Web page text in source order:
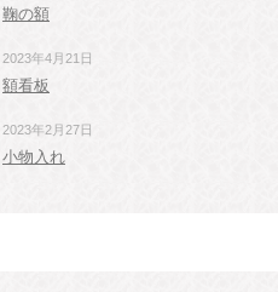
鞠の額
額看板
2023年4月21日
小物入れ
2023年2月27日